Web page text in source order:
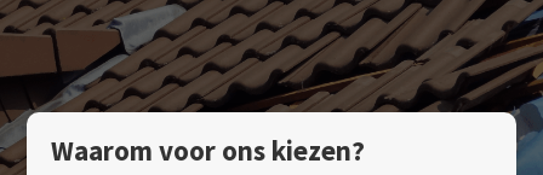
Waarom voor ons kiezen?